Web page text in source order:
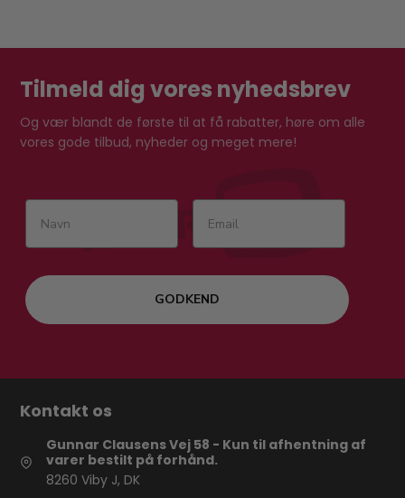
Tilmeld dig vores nyhedsbrev
Og vær blandt de første til at få rabatter, høre om alle
vores gode tilbud, nyheder og meget mere!
GODKEND
Kontakt os
Gunnar Clausens Vej 58 - Kun til afhentning af
varer bestilt på forhånd.
8260 Viby J, DK